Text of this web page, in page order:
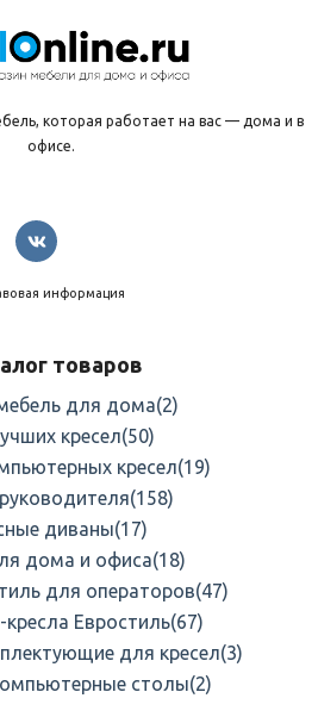
которая работает на вас — дома и в
офисе.
информация
товаров
для дома(2)
кресел(50)
кресел(19)
(158)
диваны(17)
дома и офиса(18)
для операторов(47)
Евростиль(67)
для кресел(3)
столы(2)